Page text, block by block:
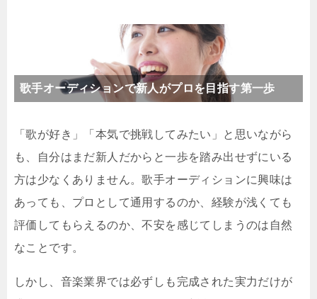
歌手オーディションで新人がプロを目指す第一歩
「歌が好き」「本気で挑戦してみたい」と思いながら
も、自分はまだ新人だからと一歩を踏み出せずにいる
方は少なくありません。歌手オーディションに興味は
あっても、プロとして通用するのか、経験が浅くても
評価してもらえるのか、不安を感じてしまうのは自然
なことです。
しかし、音楽業界では必ずしも完成された実力だけが